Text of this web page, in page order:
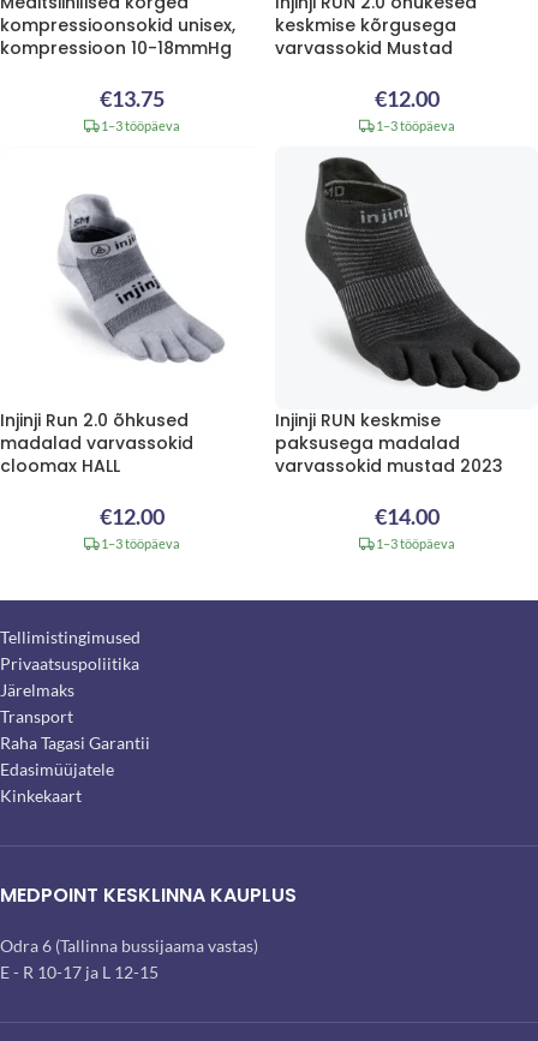
kompressioonsokid unisex,
kompressioon 10-18mmHg
€13.75
1–3 tööpäeva
keskmise kõrgusega
varvassokid Mustad
€12.00
1–3 tööpäeva
Injinji Run 2.0 õhkused
madalad varvassokid
cloomax HALL
€12.00
1–3 tööpäeva
Injinji RUN keskmise
paksusega madalad
varvassokid mustad 2023
€14.00
1–3 tööpäeva
Tellimistingimused
Privaatsuspoliitika
Järelmaks
Transport
Raha Tagasi Garantii
Edasimüüjatele
Kinkekaart
MEDPOINT KESKLINNA KAUPLUS
Odra 6 (Tallinna bussijaama vastas)
E - R 10-17 ja L 12-15